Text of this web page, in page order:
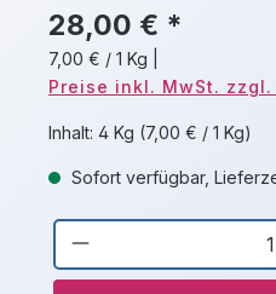
28,00 € *
7,00 € / 1 Kg
Preise inkl. MwSt.
Inhalt: 4 Kg (7,00 € / 1 Kg)
Sofort verfügbar,
Produkt